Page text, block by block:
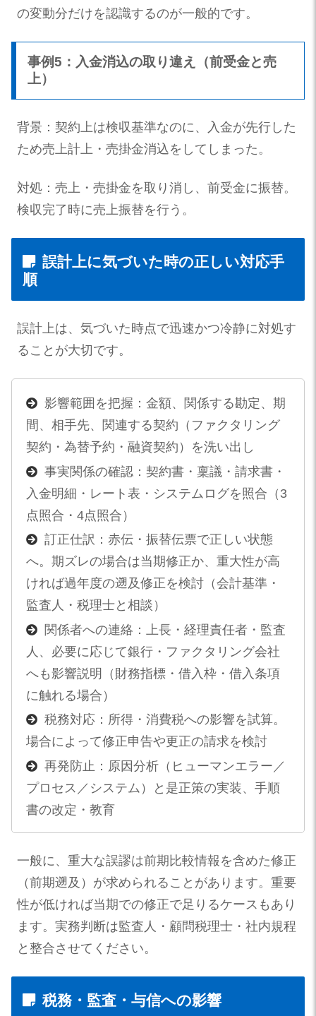
の変動分だけを認識するのが一般的です。
事例5：入金消込の取り違え（前受金と売
上）
背景：契約上は検収基準なのに、入金が先行した
ため売上計上・売掛金消込をしてしまった。
対処：売上・売掛金を取り消し、前受金に振替。
検収完了時に売上振替を行う。
誤計上に気づいた時の正しい対応手
順
誤計上は、気づいた時点で迅速かつ冷静に対処す
ることが大切です。
影響範囲を把握：金額、関係する勘定、期
間、相手先、関連する契約（ファクタリング
契約・為替予約・融資契約）を洗い出し
事実関係の確認：契約書・稟議・請求書・
入金明細・レート表・システムログを照合（3
点照合・4点照合）
訂正仕訳：赤伝・振替伝票で正しい状態
へ。期ズレの場合は当期修正か、重大性が高
ければ過年度の遡及修正を検討（会計基準・
監査人・税理士と相談）
関係者への連絡：上長・経理責任者・監査
人、必要に応じて銀行・ファクタリング会社
へも影響説明（財務指標・借入枠・借入条項
に触れる場合）
税務対応：所得・消費税への影響を試算。
場合によって修正申告や更正の請求を検討
再発防止：原因分析（ヒューマンエラー／
プロセス／システム）と是正策の実装、手順
書の改定・教育
一般に、重大な誤謬は前期比較情報を含めた修正
（前期遡及）が求められることがあります。重要
性が低ければ当期での修正で足りるケースもあり
ます。実務判断は監査人・顧問税理士・社内規程
と整合させてください。
税務・監査・与信への影響